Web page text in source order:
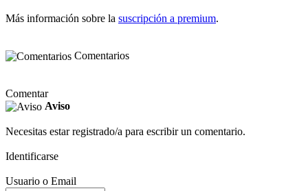
Más información sobre la suscripción a premium.
Comentarios
Comentar
Aviso
Necesitas estar registrado/a para escribir un comentario.
Identificarse
Usuario o Email